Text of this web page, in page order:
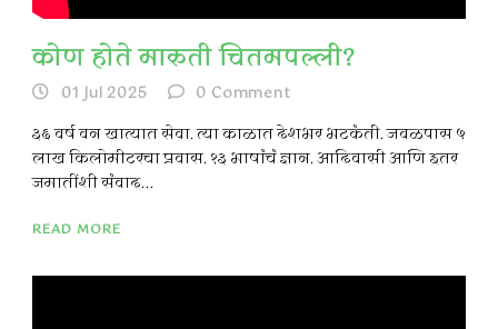
कोण होते मारुती चितमपल्ली?
01 Jul 2025 0 Comment
३६ वर्ष वन खात्यात सेवा. त्या काळात देशभर भटकंती. जवळपास ५
लाख किलोमीटरचा प्रवास. १३ भाषांचं ज्ञान. आदिवासी आणि इतर
जमातींशी संवाद...
READ MORE